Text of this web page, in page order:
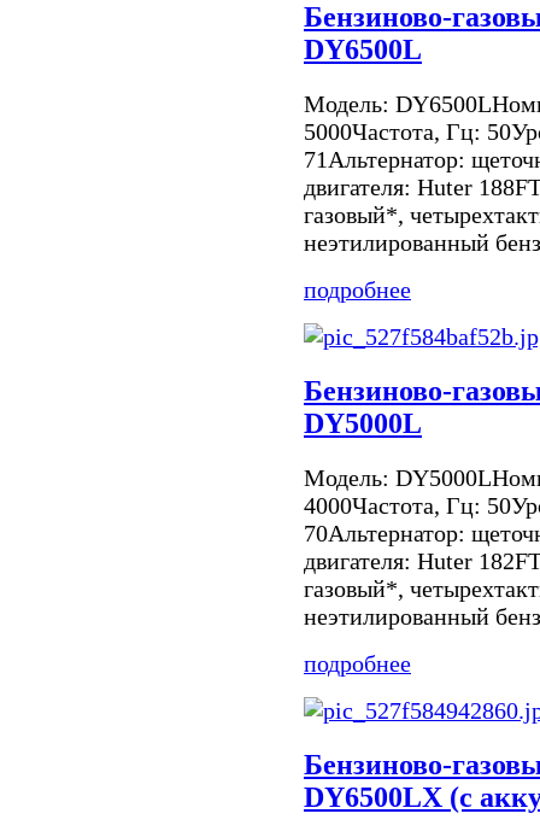
Бензиново-
DY6500L
Модель:
5000Частота, Гц:
71Альтернатор:
двигателя: Huter
газовый*,
неэтилированный
подробнее
Бензиново-
DY5000L
Модель:
4000Частота, Гц:
70Альтернатор:
двигателя: Huter
газовый*,
неэтилированный
подробнее
Бензиново-
DY6500LX (с